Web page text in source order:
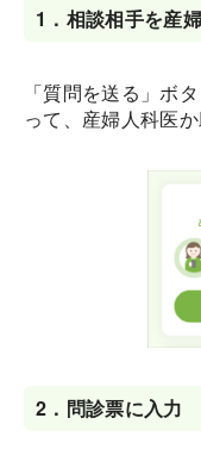
1． 相談相手を産
「質問を送る」ボ
って、産婦人科医
2． 問診票に入力